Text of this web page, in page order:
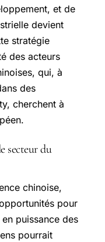
et de
devient
stratégie
des acteurs
qui, à
des
cherchent à
secteur du
chinoise,
pour
puissance des
pourrait